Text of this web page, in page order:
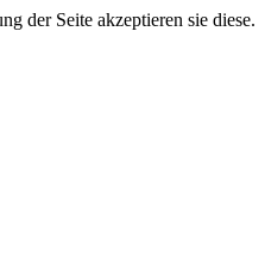
der Seite akzeptieren sie diese.